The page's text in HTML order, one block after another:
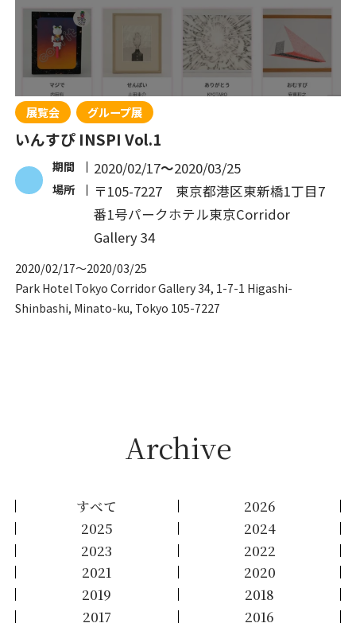
展覧会 グループ展
いんすぴ INSPI Vol.1
期間 2020/02/17〜2020/03/25
場所
〒105-7227 東京都港区東新橋1丁目7
番1号パークホテル東京Corridor
Gallery 34
2020/02/17〜2020/03/25
Park Hotel Tokyo Corridor Gallery 34, 1-7-1 Higashi-
Shinbashi, Minato-ku, Tokyo 105-7227
Archive
すべて
2026
2025
2024
2023
2022
2021
2020
2019
2018
2017
2016